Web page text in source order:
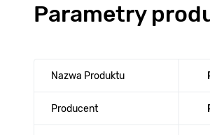
Parametry
Nazwa Produktu
Producent